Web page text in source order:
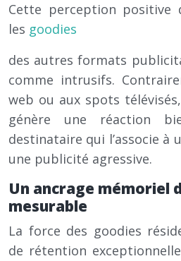
Cette perception positive
les goodies
des autres formats
comme intrusifs.
web ou aux spots
génère une réaction
destinataire qui l’associe à
une publicité agressive.
Un ancrage mémoriel
mesurable
La force des goodies
de rétention